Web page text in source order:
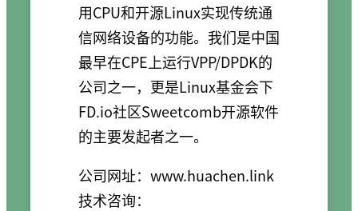
用CPU和开源Linux实现传统通
信网络设备的功能。我们是中国
最早在CPE上运行VPP/DPDK的
公司之一，更是Linux基金会下
FD.io社区Sweetcomb开源软件
的主要发起者之一。
公司网址：www.huachen.link
技术咨询：